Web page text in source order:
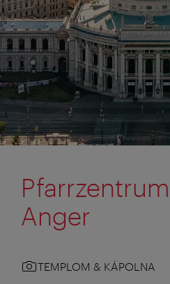
Anger
TEMPLOM & KÁPOLNA